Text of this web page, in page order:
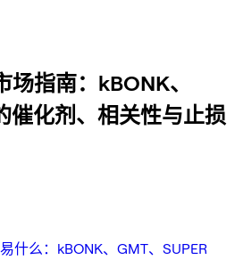
场指南：kBONK、
催化剂、相关性与止损
什么：kBONK、GMT、SUPER